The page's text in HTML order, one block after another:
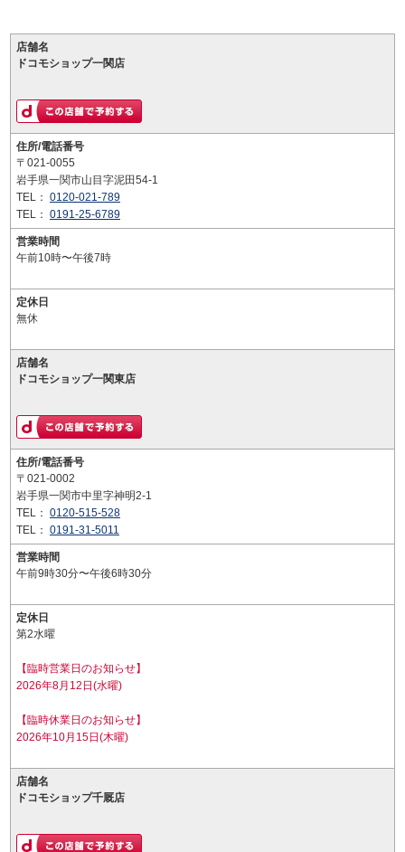
店舗名
ドコモショップ一関店
住所/電話番号
〒021-0055
岩手県一関市山目字泥田54-1
TEL： 0120-021-789
TEL： 0191-25-6789
営業時間
午前10時〜午後7時
定休日
無休
店舗名
ドコモショップ一関東店
住所/電話番号
〒021-0002
岩手県一関市中里字神明2-1
TEL： 0120-515-528
TEL： 0191-31-5011
営業時間
午前9時30分〜午後6時30分
定休日
第2水曜
【臨時営業日のお知らせ】
2026年8月12日(水曜)
【臨時休業日のお知らせ】
2026年10月15日(木曜)
店舗名
ドコモショップ千厩店